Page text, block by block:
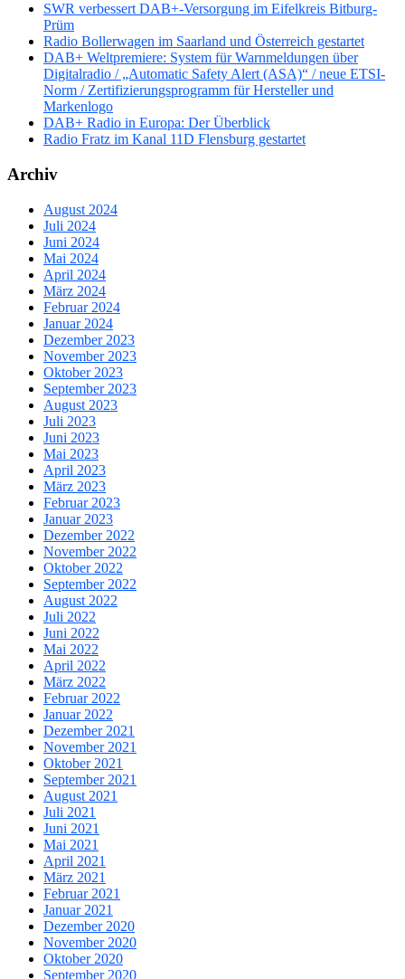
SWR verbessert DAB+-Versorgung im Eifelkreis Bitburg-
Prüm
Radio Bollerwagen im Saarland und Österreich gestartet
DAB+ Weltpremiere: System für Warnmeldungen über
Digitalradio / „Automatic Safety Alert (ASA)“ / neue ETSI-
Norm / Zertifizierungsprogramm für Hersteller und
Markenlogo
DAB+ Radio in Europa: Der Überblick
Radio Fratz im Kanal 11D Flensburg gestartet
Archiv
August 2024
Juli 2024
Juni 2024
Mai 2024
April 2024
März 2024
Februar 2024
Januar 2024
Dezember 2023
November 2023
Oktober 2023
September 2023
August 2023
Juli 2023
Juni 2023
Mai 2023
April 2023
März 2023
Februar 2023
Januar 2023
Dezember 2022
November 2022
Oktober 2022
September 2022
August 2022
Juli 2022
Juni 2022
Mai 2022
April 2022
März 2022
Februar 2022
Januar 2022
Dezember 2021
November 2021
Oktober 2021
September 2021
August 2021
Juli 2021
Juni 2021
Mai 2021
April 2021
März 2021
Februar 2021
Januar 2021
Dezember 2020
November 2020
Oktober 2020
September 2020